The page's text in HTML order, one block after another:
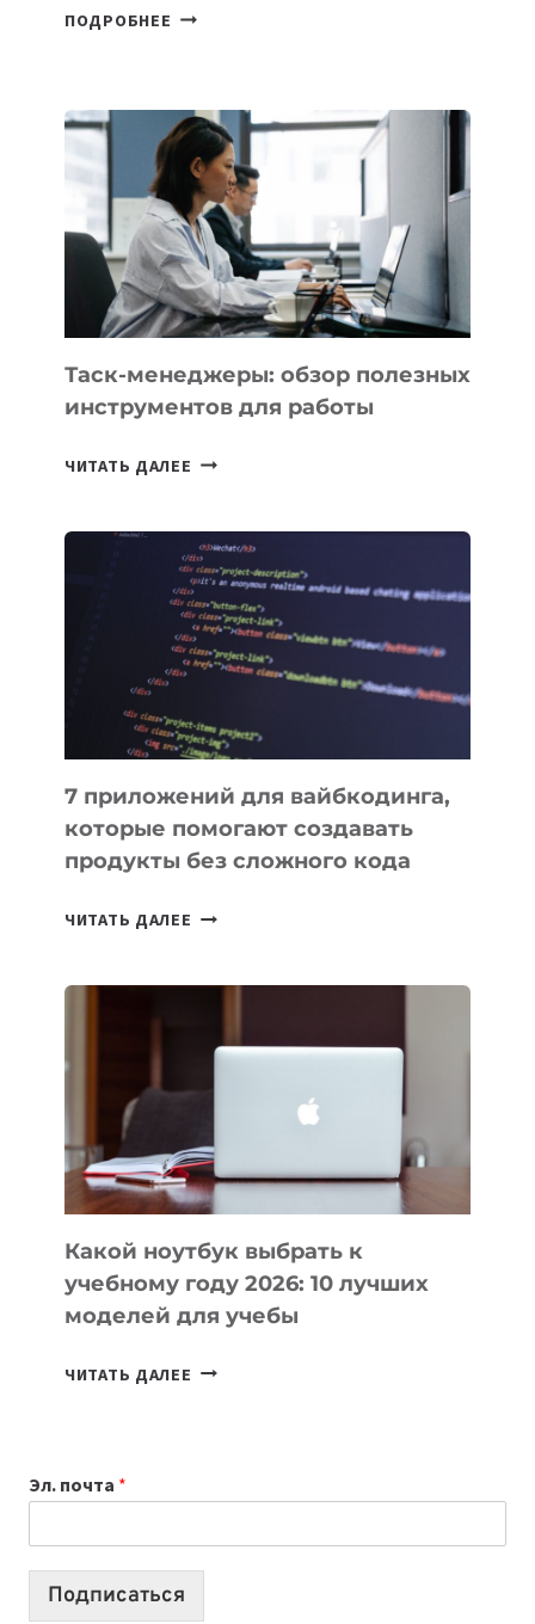
ПОДРОБНЕЕ В
НОВЫЕ
ПРЕДМЕТЫ
ПО
ИСКУССТВЕННОМУ
ИНТЕЛЛЕКТУ
Таск-менеджеры: обзор полезных
инструментов для работы
ЧИТАТЬ ДАЛЕЕ ТАСК-
ПОЛЕЗНЫХ
ИНСТРУМЕНТОВ
ДЛЯ
РАБОТЫ
7 приложений для вайбкодинга,
которые помогают создавать
продукты без сложного кода
ЧИТАТЬ ДАЛЕЕ
ПОМОГАЮТ
СОЗДАВАТЬ
БЕЗ
СЛОЖНОГО
КОДА
Какой ноутбук выбрать к
учебному году 2026: 10 лучших
моделей для учебы
ЧИТАТЬ ДАЛЕЕ КАКОЙ
2026:
10
Эл. почта *
Подписаться